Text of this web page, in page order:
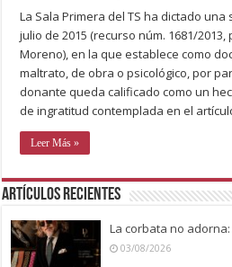
La Sala Primera del TS ha dictado
julio de 2015 (recurso núm. 1681/
Moreno), en la que establece como
maltrato, de obra o psicológico, por
donante queda calificado como un
de ingratitud contemplada en el
Leer Más »
Artículos recientes
La corbata no
03/08/2026